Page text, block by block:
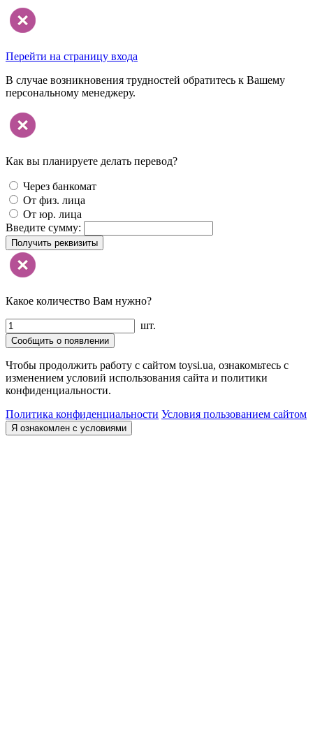
Перейти на страницу входа
В случае возникновения трудностей обратитесь к Вашему
персональному менеджеру.
Как вы планируете делать перевод?
Через банкомат
От физ. лица
От юр. лица
Введите сумму:
Получить реквизиты
Какое количество Вам нужно?
шт.
Сообщить о появлении
Чтобы продолжить работу с сайтом toysi.ua, ознакомьтесь с
изменением условий использования сайта и политики
конфиденциальности.
Политика конфиденциальности Условия пользованием сайтом
Я ознакомлен с условиями